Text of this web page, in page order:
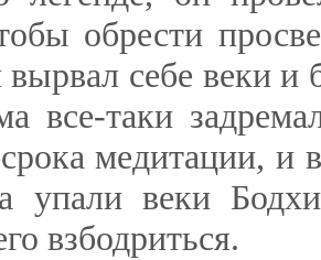
обрести
вырвал себе веки
все-таки
медитации, и
упали веки
взбодриться.